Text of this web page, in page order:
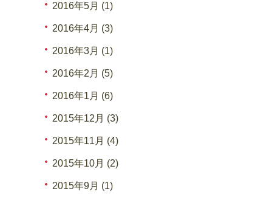
2016年5月 (1)
2016年4月 (3)
2016年3月 (1)
2016年2月 (5)
2016年1月 (6)
2015年12月 (3)
2015年11月 (4)
2015年10月 (2)
2015年9月 (1)